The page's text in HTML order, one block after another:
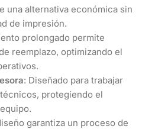
una alternativa económica sin
de impresión.
prolongado permite
reemplazo, optimizando el
: Diseñado para trabajar
protegiendo el
garantiza un proceso de